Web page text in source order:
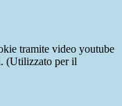
tramite video youtube
(Utilizzato per il